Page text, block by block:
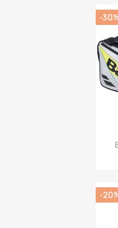
-
-